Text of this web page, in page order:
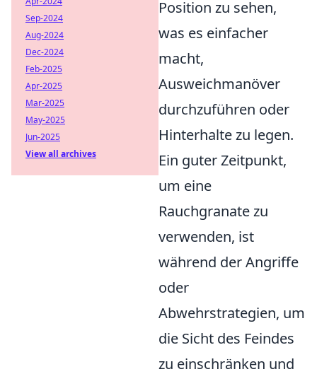
Position zu sehen,
was es einfacher
macht,
Ausweichmanöver
durchzuführen oder
Hinterhalte zu legen.
Ein guter Zeitpunkt,
um eine
Rauchgranate zu
verwenden, ist
während der Angriffe
oder
Abwehrstrategien, um
die Sicht des Feindes
zu einschränken und
Sep-2024
Aug-2024
Dec-2024
Feb-2025
Apr-2025
Mar-2025
May-2025
Jun-2025
View all archives